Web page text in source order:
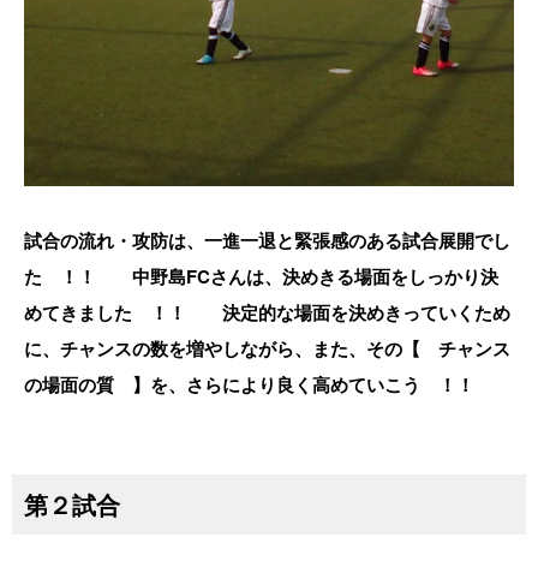
試合の流れ・攻防は、一進一退と緊張感のある試合展開でし
た ！！ 中野島FCさんは、決めきる場面をしっかり決
めてきました ！！ 決定的な場面を決めきっていくため
に、チャンスの数を増やしながら、また、その【 チャンス
の場面の質 】を、さらにより良く高めていこう ！！
第２試合